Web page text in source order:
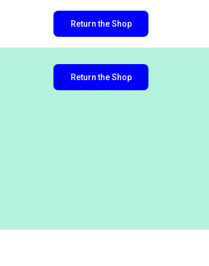
Return the Shop
Return the Shop